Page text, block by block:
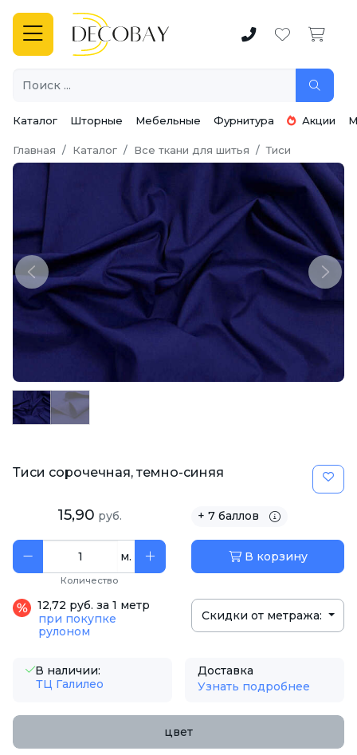
Каталог Шторные Мебельные Фурнитура Акции
Главная Каталог Все ткани для шитья Тиси
Previous Next
Тиси сорочечная, темно-синяя
15,90 руб. + 7 баллов
м.
Количество
В корзину
12,72 руб. за 1 метр
при покупке
рулоном
Скидки от метража:
В наличии:
ТЦ Галилео
Доставка
Узнать подробнее
цвет